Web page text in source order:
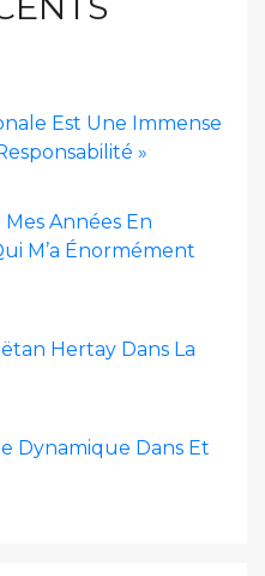
Est Une Immense
»
Années En
M’a Énormément
Hertay Dans La
Dynamique Dans Et